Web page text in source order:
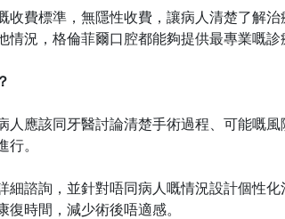
收費標準，無隱性收費，讓病人清楚了解
情況，格倫菲爾口腔都能夠提供最專業嘅診
人應該同牙醫討論清楚手術過程、可能嘅
行。
細諮詢，並針對唔同病人嘅情況設計個性
復時間，減少術後唔適感。